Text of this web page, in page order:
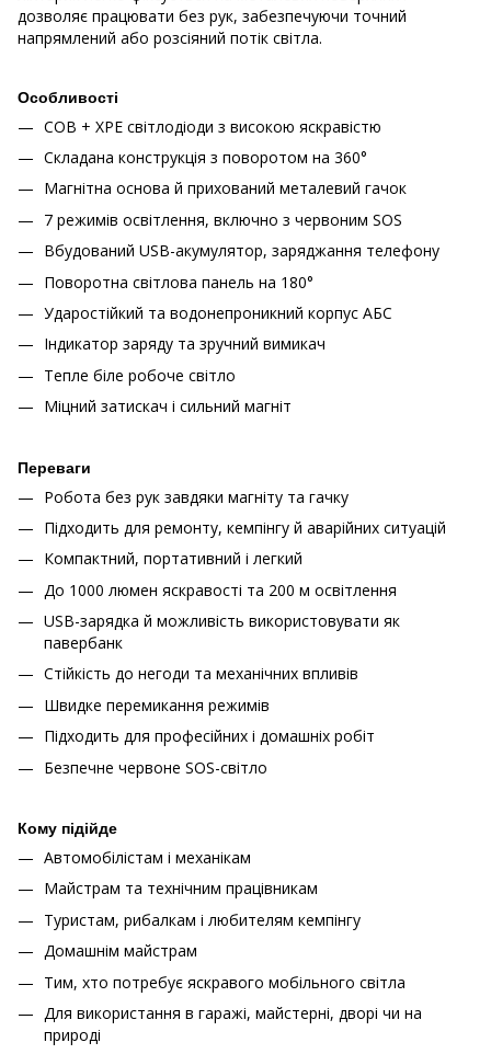
дозволяє працювати без рук, забезпечуючи точний
напрямлений або розсіяний потік світла.
Особливості
COB + XPE світлодіоди з високою яскравістю
Складана конструкція з поворотом на 360°
Магнітна основа й прихований металевий гачок
7 режимів освітлення, включно з червоним SOS
Вбудований USB-акумулятор, заряджання телефону
Поворотна світлова панель на 180°
Ударостійкий та водонепроникний корпус АБС
Індикатор заряду та зручний вимикач
Тепле біле робоче світло
Міцний затискач і сильний магніт
Переваги
Робота без рук завдяки магніту та гачку
Підходить для ремонту, кемпінгу й аварійних ситуацій
Компактний, портативний і легкий
До 1000 люмен яскравості та 200 м освітлення
USB-зарядка й можливість використовувати як
павербанк
Стійкість до негоди та механічних впливів
Швидке перемикання режимів
Підходить для професійних і домашніх робіт
Безпечне червоне SOS-світло
Кому підійде
Автомобілістам і механікам
Майстрам та технічним працівникам
Туристам, рибалкам і любителям кемпінгу
Домашнім майстрам
Тим, хто потребує яскравого мобільного світла
Для використання в гаражі, майстерні, дворі чи на
природі